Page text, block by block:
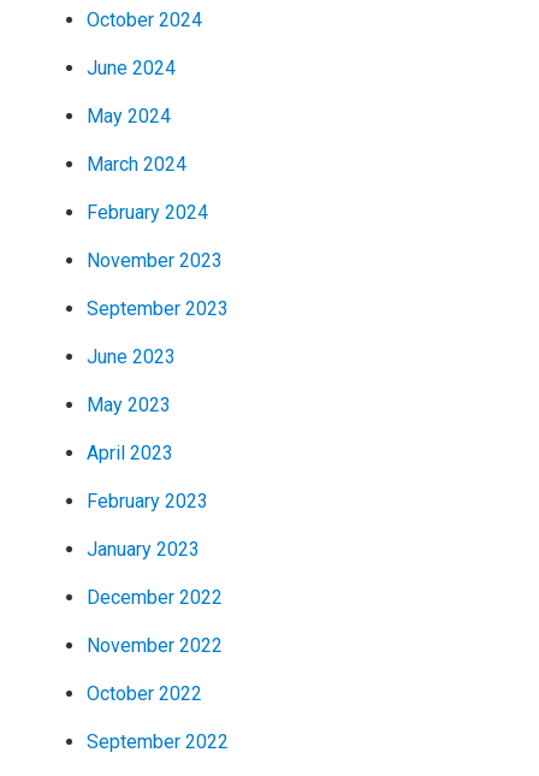
October 2024
June 2024
May 2024
March 2024
February 2024
November 2023
September 2023
June 2023
May 2023
April 2023
February 2023
January 2023
December 2022
November 2022
October 2022
September 2022